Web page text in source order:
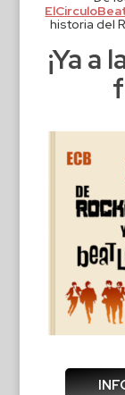
historia del
¡Ya